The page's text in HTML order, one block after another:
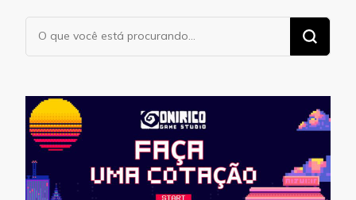
Procurando
algo?